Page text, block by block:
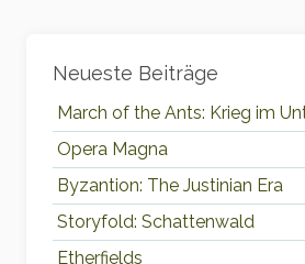
Neueste Beiträge
March of the Ants: Krieg im
Opera Magna
Byzantion: The Justinian Era
Storyfold: Schattenwald
Etherfields